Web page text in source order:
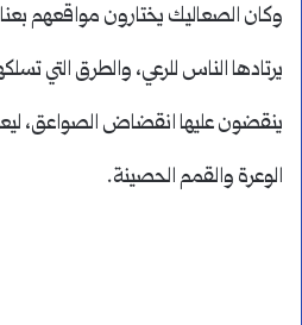
وكان الصعاليك يختارون مواقعهم
يرتادها الناس للرعي، والطرق التي
ينقضون عليها انقضاض الصواعق،
الوعرة والقمم الحصينة.